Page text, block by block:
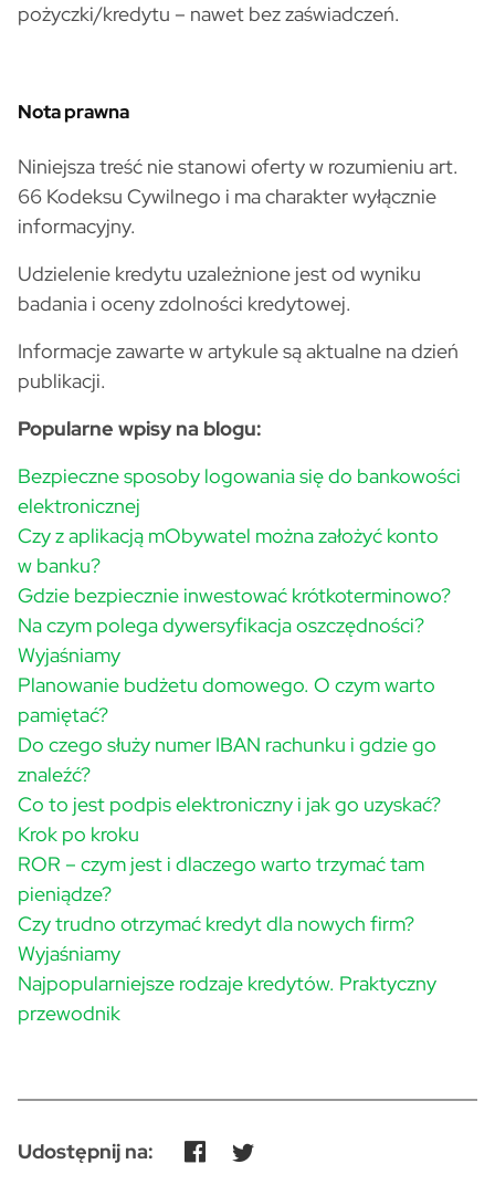
pożyczki/kredytu – nawet bez zaświadczeń.
Nota prawna
Niniejsza treść nie stanowi oferty w rozumieniu art.
66 Kodeksu Cywilnego i ma charakter wyłącznie
informacyjny.
Udzielenie kredytu uzależnione jest od wyniku
badania i oceny zdolności kredytowej.
Informacje zawarte w artykule są aktualne na dzień
publikacji.
Popularne wpisy na blogu:
Bezpieczne sposoby logowania się do bankowości
elektronicznej
Czy z aplikacją mObywatel można założyć konto
w banku?
Gdzie bezpiecznie inwestować krótkoterminowo?
Na czym polega dywersyfikacja oszczędności?
Wyjaśniamy
Planowanie budżetu domowego. O czym warto
pamiętać?
Do czego służy numer IBAN rachunku i gdzie go
znaleźć?
Co to jest podpis elektroniczny i jak go uzyskać?
Krok po kroku
ROR – czym jest i dlaczego warto trzymać tam
pieniądze?
Czy trudno otrzymać kredyt dla nowych firm?
Wyjaśniamy
Najpopularniejsze rodzaje kredytów. Praktyczny
przewodnik
Udostępnij na: